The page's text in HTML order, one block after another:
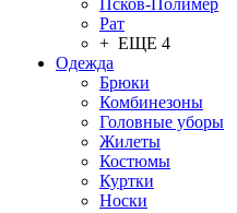
Псков-Полимер
Рат
+ ЕЩЕ 4
Одежда
Брюки
Комбинезоны
Головные уборы
Жилеты
Костюмы
Куртки
Носки